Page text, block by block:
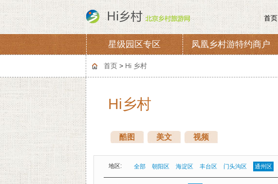
首页
星级园区专区 凤凰乡村游特约商户
协会章程
首页 > Hi 乡村
Hi乡村
酷图 美文 视频
地区: 全部 朝阳区 海淀区 丰台区 门头沟区 通州区